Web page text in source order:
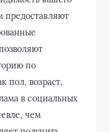
предоставляют
по
пол, возраст,
в социальных
чем